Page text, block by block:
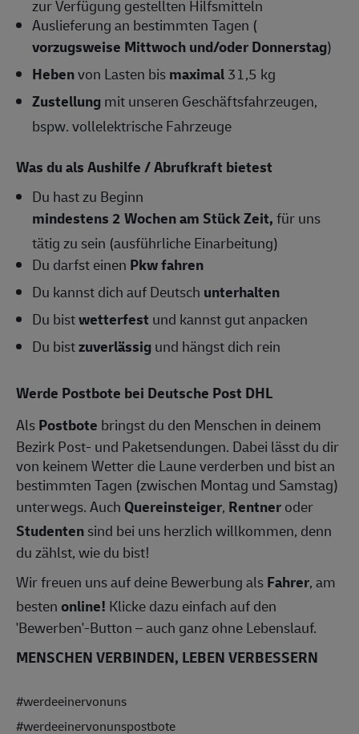
zur Verfügung gestellten Hilfsmitteln
Auslieferung an bestimmten Tagen (
vorzugsweise Mittwoch und/oder Donnerstag)
Hebenvon Lasten bismaximal31,5 kg
Zustellungmit unseren Geschäftsfahrzeugen,
bspw. vollelektrische Fahrzeuge
Was du als Aushilfe / Abrufkraft bietest
Du hast zu Beginn
mindestens 2 Wochen am Stück Zeit,für uns
tätig zu sein (ausführliche Einarbeitung)
Du darfst einen Pkw fahren
Du kannst dich auf Deutsch unterhalten
Du bistwetterfest und kannst gut anpacken
Du bistzuverlässigund hängst dich rein
Werde Postbote bei Deutsche Post DHL
AlsPostbote bringst du den Menschen in deinem
Bezirk Post- und Paketsendungen. Dabei lässt du dir
von keinem Wetter die Laune verderben und bist an
bestimmten Tagen (zwischen Montag und Samstag)
unterwegs. Auch Quereinsteiger, Rentneroder
Studentensind bei uns herzlich willkommen, denn
du zählst, wie du bist!
Wir freuen uns auf deine Bewerbung alsFahrer, am
bestenonline! Klicke dazu einfach auf den
'Bewerben'-Button – auch ganz ohne Lebenslauf.
MENSCHEN VERBINDEN, LEBEN VERBESSERN
#werdeeinervonuns
#werdeeinervonunspostbote